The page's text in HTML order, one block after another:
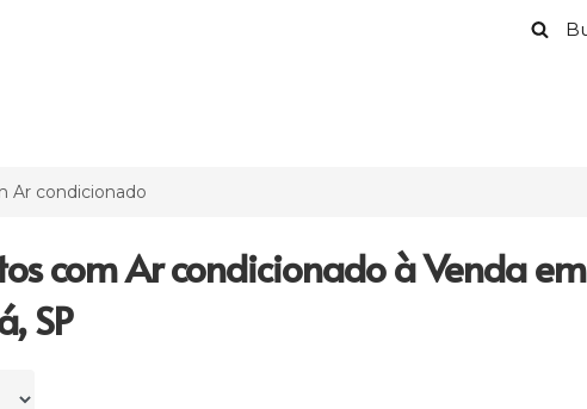
Ar condicionado
com Ar condicionado à Venda em
SP